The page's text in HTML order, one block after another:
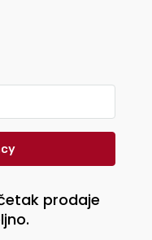
prodaje